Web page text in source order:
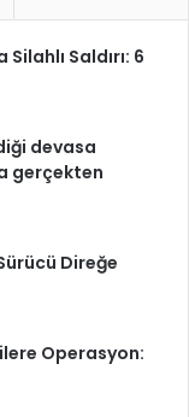
Saldırı: 6
devasa
gerçekten
Direğe
Operasyon: